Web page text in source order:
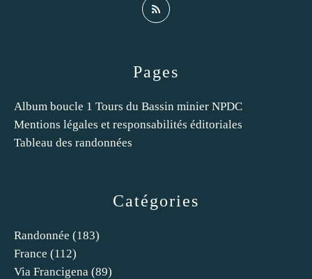
Catégories
Randonnée (183)
France (112)
Via Francigena (89)
Pages
Album boucle 1 Tours du Bassin minier NPDC
Mentions légales et responsabilités éditoriales
Tableau des randonnées